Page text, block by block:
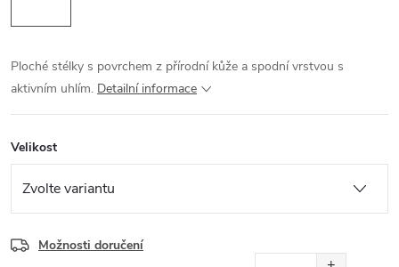
Ploché stélky s povrchem z přírodní kůže a spodní vrstvou s
aktivním uhlím. Detailní informace
Velikost
Možnosti doručení